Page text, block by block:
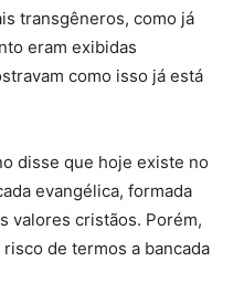
transgêneros, como já
eram exibidas
como isso já está
disse que hoje existe no
evangélica, formada
valores cristãos. Porém,
de termos a bancada